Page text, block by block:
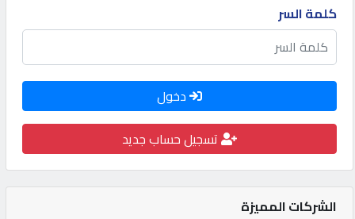
كيو
نمبر
كارز
كيو
ماركت
كلمة السر
دخول
تسجيل حساب جديد
الشركات المميزة